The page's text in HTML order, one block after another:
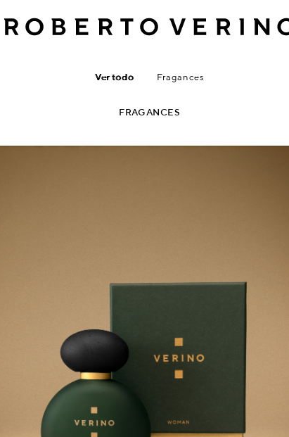
Ver todo Fragances
FRAGANCES